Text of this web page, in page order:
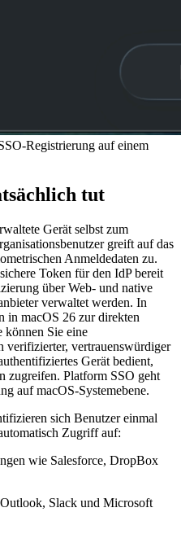
Registrierung auf einem
tut
Gerät selbst zum
greift auf das
Anmeldedaten zu.
Token für den IdP bereit
über Web- und native
verwaltet werden. In
in macOS 26 zur direkten
können Sie eine
verifizierter, vertrauenswürdiger
Gerät bedient,
zugreifen. Platform SSO geht
auf macOS-Systemebene.
sich Benutzer einmal
Zugriff auf:
wie Salesforce, DropBox
Slack und Microsoft